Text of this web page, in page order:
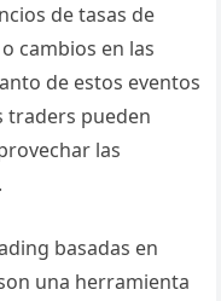
de tasas de
cambios en las
de estos eventos
traders pueden
las
basadas en
una herramienta